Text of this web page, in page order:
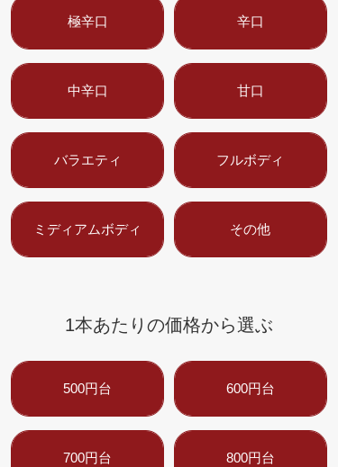
極辛口 辛口
中辛口 甘口
バラエティ フルボディ
ミディアムボディ その他
1本あたりの価格から選ぶ
500円台 600円台
700円台 800円台